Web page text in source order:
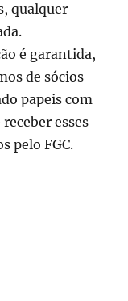
qualquer
é garantida,
de sócios
papeis com
esses
pelo FGC.